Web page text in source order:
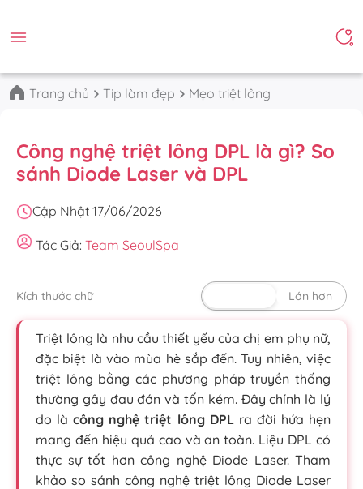
Trang chủ Tip làm đẹp Mẹo triệt lông
Công nghệ triệt lông DPL là gì? So
sánh Diode Laser và DPL
Cập Nhật 17/06/2026
Tác Giả: Team SeoulSpa
Kích thước chữ Lớn hơn
Triệt lông là nhu cầu thiết yếu của chị em phụ nữ,
đặc biệt là vào mùa hè sắp đến. Tuy nhiên, việc
triệt lông bằng các phương pháp truyền thống
thường gây đau đớn và tốn kém. Đây chính là lý
do làcông nghệ triệt lông DPLra đời hứa hẹn
mang đến hiệu quả cao và an toàn. Liệu DPL có
thực sự tốt hơn công nghệ Diode Laser. Tham
khảo so sánh công nghệ triệt lông Diode Laser